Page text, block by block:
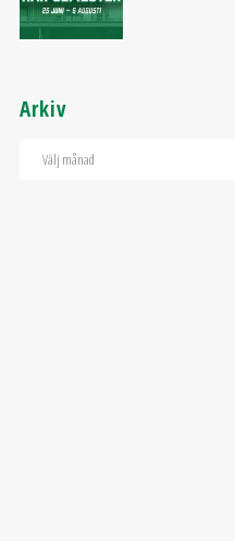
Arkiv